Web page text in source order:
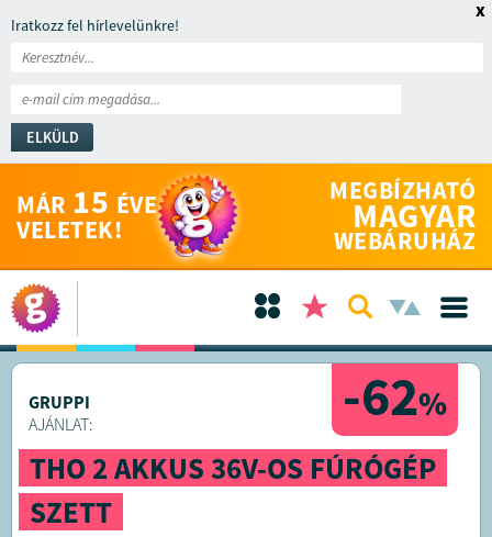
Iratkozz fel hírlevelünkre!
ELKÜLD
x
MÁR 15 ÉVE
VELETEK!
MEGBÍZHATÓ
MAGYAR
WEBÁRUHÁZ
-62%
GRUPPI
AJÁNLAT:
THO 2 AKKUS 36V-OS FÚRÓGÉP
SZETT